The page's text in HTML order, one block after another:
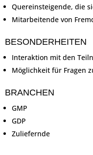
Quereinsteigende, die
Mitarbeitende von
BESONDERHEITEN
Interaktion mit den
Möglichkeit für Fragen
BRANCHEN
GMP
GDP
Zuliefernde